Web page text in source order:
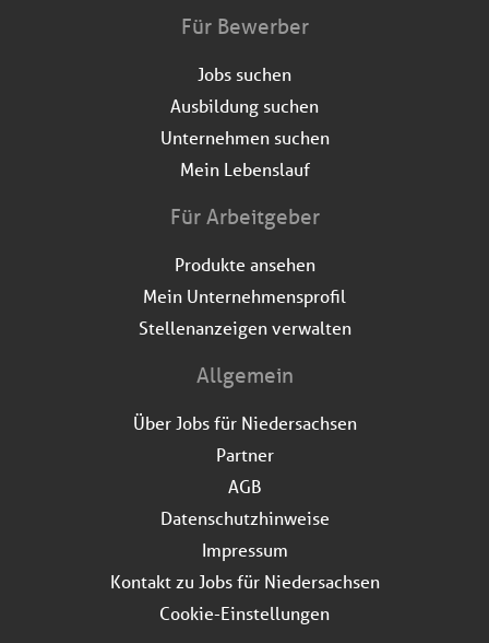
Für Bewerber
Jobs suchen
Ausbildung suchen
Unternehmen suchen
Mein Lebenslauf
Für Arbeitgeber
Produkte ansehen
Mein Unternehmensprofil
Stellenanzeigen verwalten
Allgemein
Über Jobs für Niedersachsen
Partner
AGB
Datenschutzhinweise
Impressum
Kontakt zu Jobs für Niedersachsen
Cookie-Einstellungen